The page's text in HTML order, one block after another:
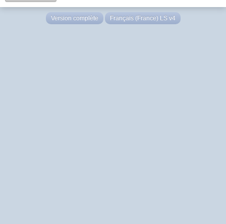
Version complète Français (France) LS v4